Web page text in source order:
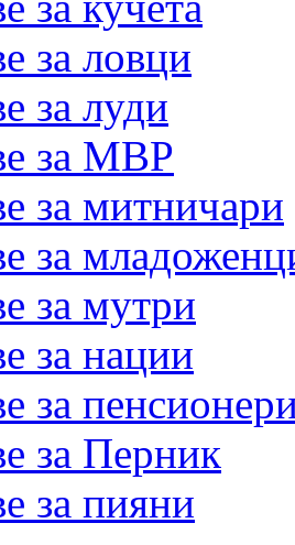
за ловци
за луди
за МВР
за митничари
за
за мутри
за нации
за
за Перник
за пияни